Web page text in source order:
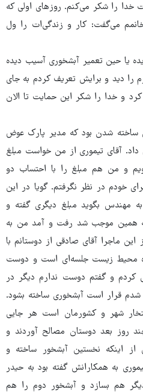
خدا را شکر می‌کنم. روزهای اولی که
می‌گفت: کار و زندگی‌ات را ول
یا حین تعمیر آبشخوری آسیب دیده
را دید و برایش تعریف کردم به جای
و خدا را شکر این حمایت تا الان
ساخته شدن بود که مدیر پارک عوض
آقای تیموری از من خواست مبلغ
و من هم مبلغ را با احتساب دو
خودم در نظر نگرفتم. گویا در این
مهندس بگوید مبلغ دیگری گفته و
همین موجب شد رفت و آمد من به
ماجرا آقای صادقی از دوستانم با
محیط زیست جلسه‌ای است و دوست
کردم و گفتم دوست ندارم دیگر در
قرار است آبشخوری ساخته بشود.
شهر و کشورمان است هر جایی
روز بعد دوستان مصالح آوردند و
اینکه نخستین آبشخور ساخته و
به همکارانش گفته بود به حیدر
هم بسازد و آبشخور دوم را هم